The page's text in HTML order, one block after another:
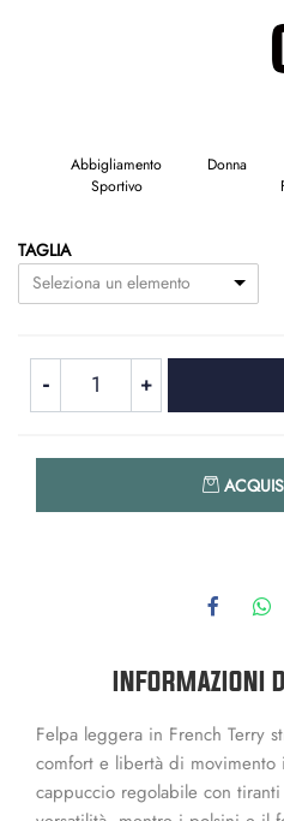
Abbigliamento
Sportivo
Donna
TAGLIA
Seleziona un elemento
INFORMAZIONI
Felpa leggera in French Terry
comfort e libertà di movimento
cappuccio regolabile con